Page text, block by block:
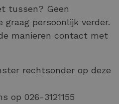
tussen? Geen
graag persoonlijk verder.
manieren contact met
rechtsonder op deze
op 026-3121155